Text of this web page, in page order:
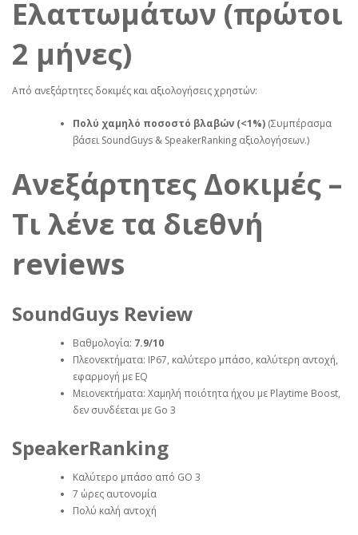
Ελαττωμάτων (πρώτοι
2 μήνες)
Από ανεξάρτητες δοκιμές και αξιολογήσεις χρηστών:
Πολύ χαμηλό ποσοστό βλαβών (<1%) (Συμπέρασμα
βάσει SoundGuys & SpeakerRanking αξιολογήσεων.)
Ανεξάρτητες Δοκιμές –
Τι λένε τα διεθνή
reviews
SoundGuys Review
Βαθμολογία: 7.9/10
Πλεονεκτήματα: IP67, καλύτερο μπάσο, καλύτερη αντοχή,
εφαρμογή με EQ
Μειονεκτήματα: Χαμηλή ποιότητα ήχου με Playtime Boost,
δεν συνδέεται με Go 3
SpeakerRanking
Καλύτερο μπάσο από GO 3
7 ώρες αυτονομία
Πολύ καλή αντοχή